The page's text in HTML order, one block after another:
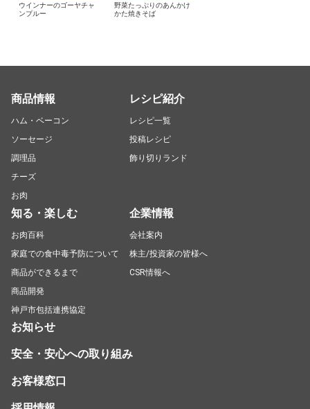
ウインナーのゴーヤチャ
ンプルー
野菜たっぷりのあんかけ
かた焼きそば
商品情報
ハム・ベーコン
ソーセージ
調理品
チーズ
お肉
レシピ紹介
レシピ一覧
投稿レシピ
飾り切りランド
知る・楽しむ
お肉百科
家庭での食中毒予防について
商品ができるまで
商品開発
神戸市包括連携協定
企業情報
会社案内
株主/投資家の皆様へ
CSR情報へ
お知らせ
安全・安心への取り組み
お客様窓口